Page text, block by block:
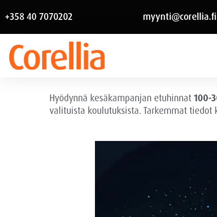
+358 40 7070202 myynti@corellia.fi
Hyödynnä kesäkampanjan etuhinnat 100-
valituista koulutuksista. Tarkemmat